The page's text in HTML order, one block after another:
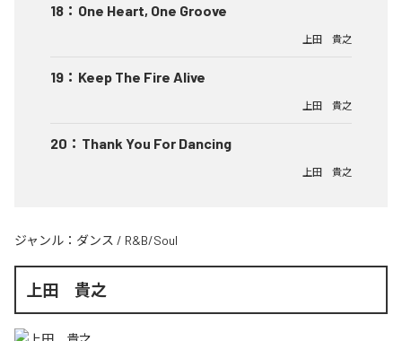
18 ： One Heart, One Groove
上田 貴之
19 ： Keep The Fire Alive
上田 貴之
20 ： Thank You For Dancing
上田 貴之
ジャンル： ダンス / R&B/Soul
上田 貴之